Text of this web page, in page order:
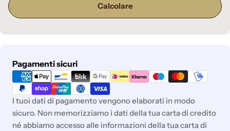
Calcolare
Pagamenti sicuri
Metodi
di
pagamento
I tuoi dati di pagamento vengono elaborati in modo
sicuro. Non memorizziamo i dati della tua carta di credito
né abbiamo accesso alle informazioni della tua carta di